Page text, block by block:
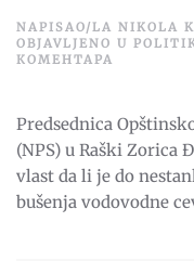
NAPISAO/LA NIKOLA
OBJAVLJENO U
КОМЕНТАРА
KO
ĆE
PLATI
Predsednica
(NPS) u Raški Zorica
vlast da li je do
bušenja vodovodne